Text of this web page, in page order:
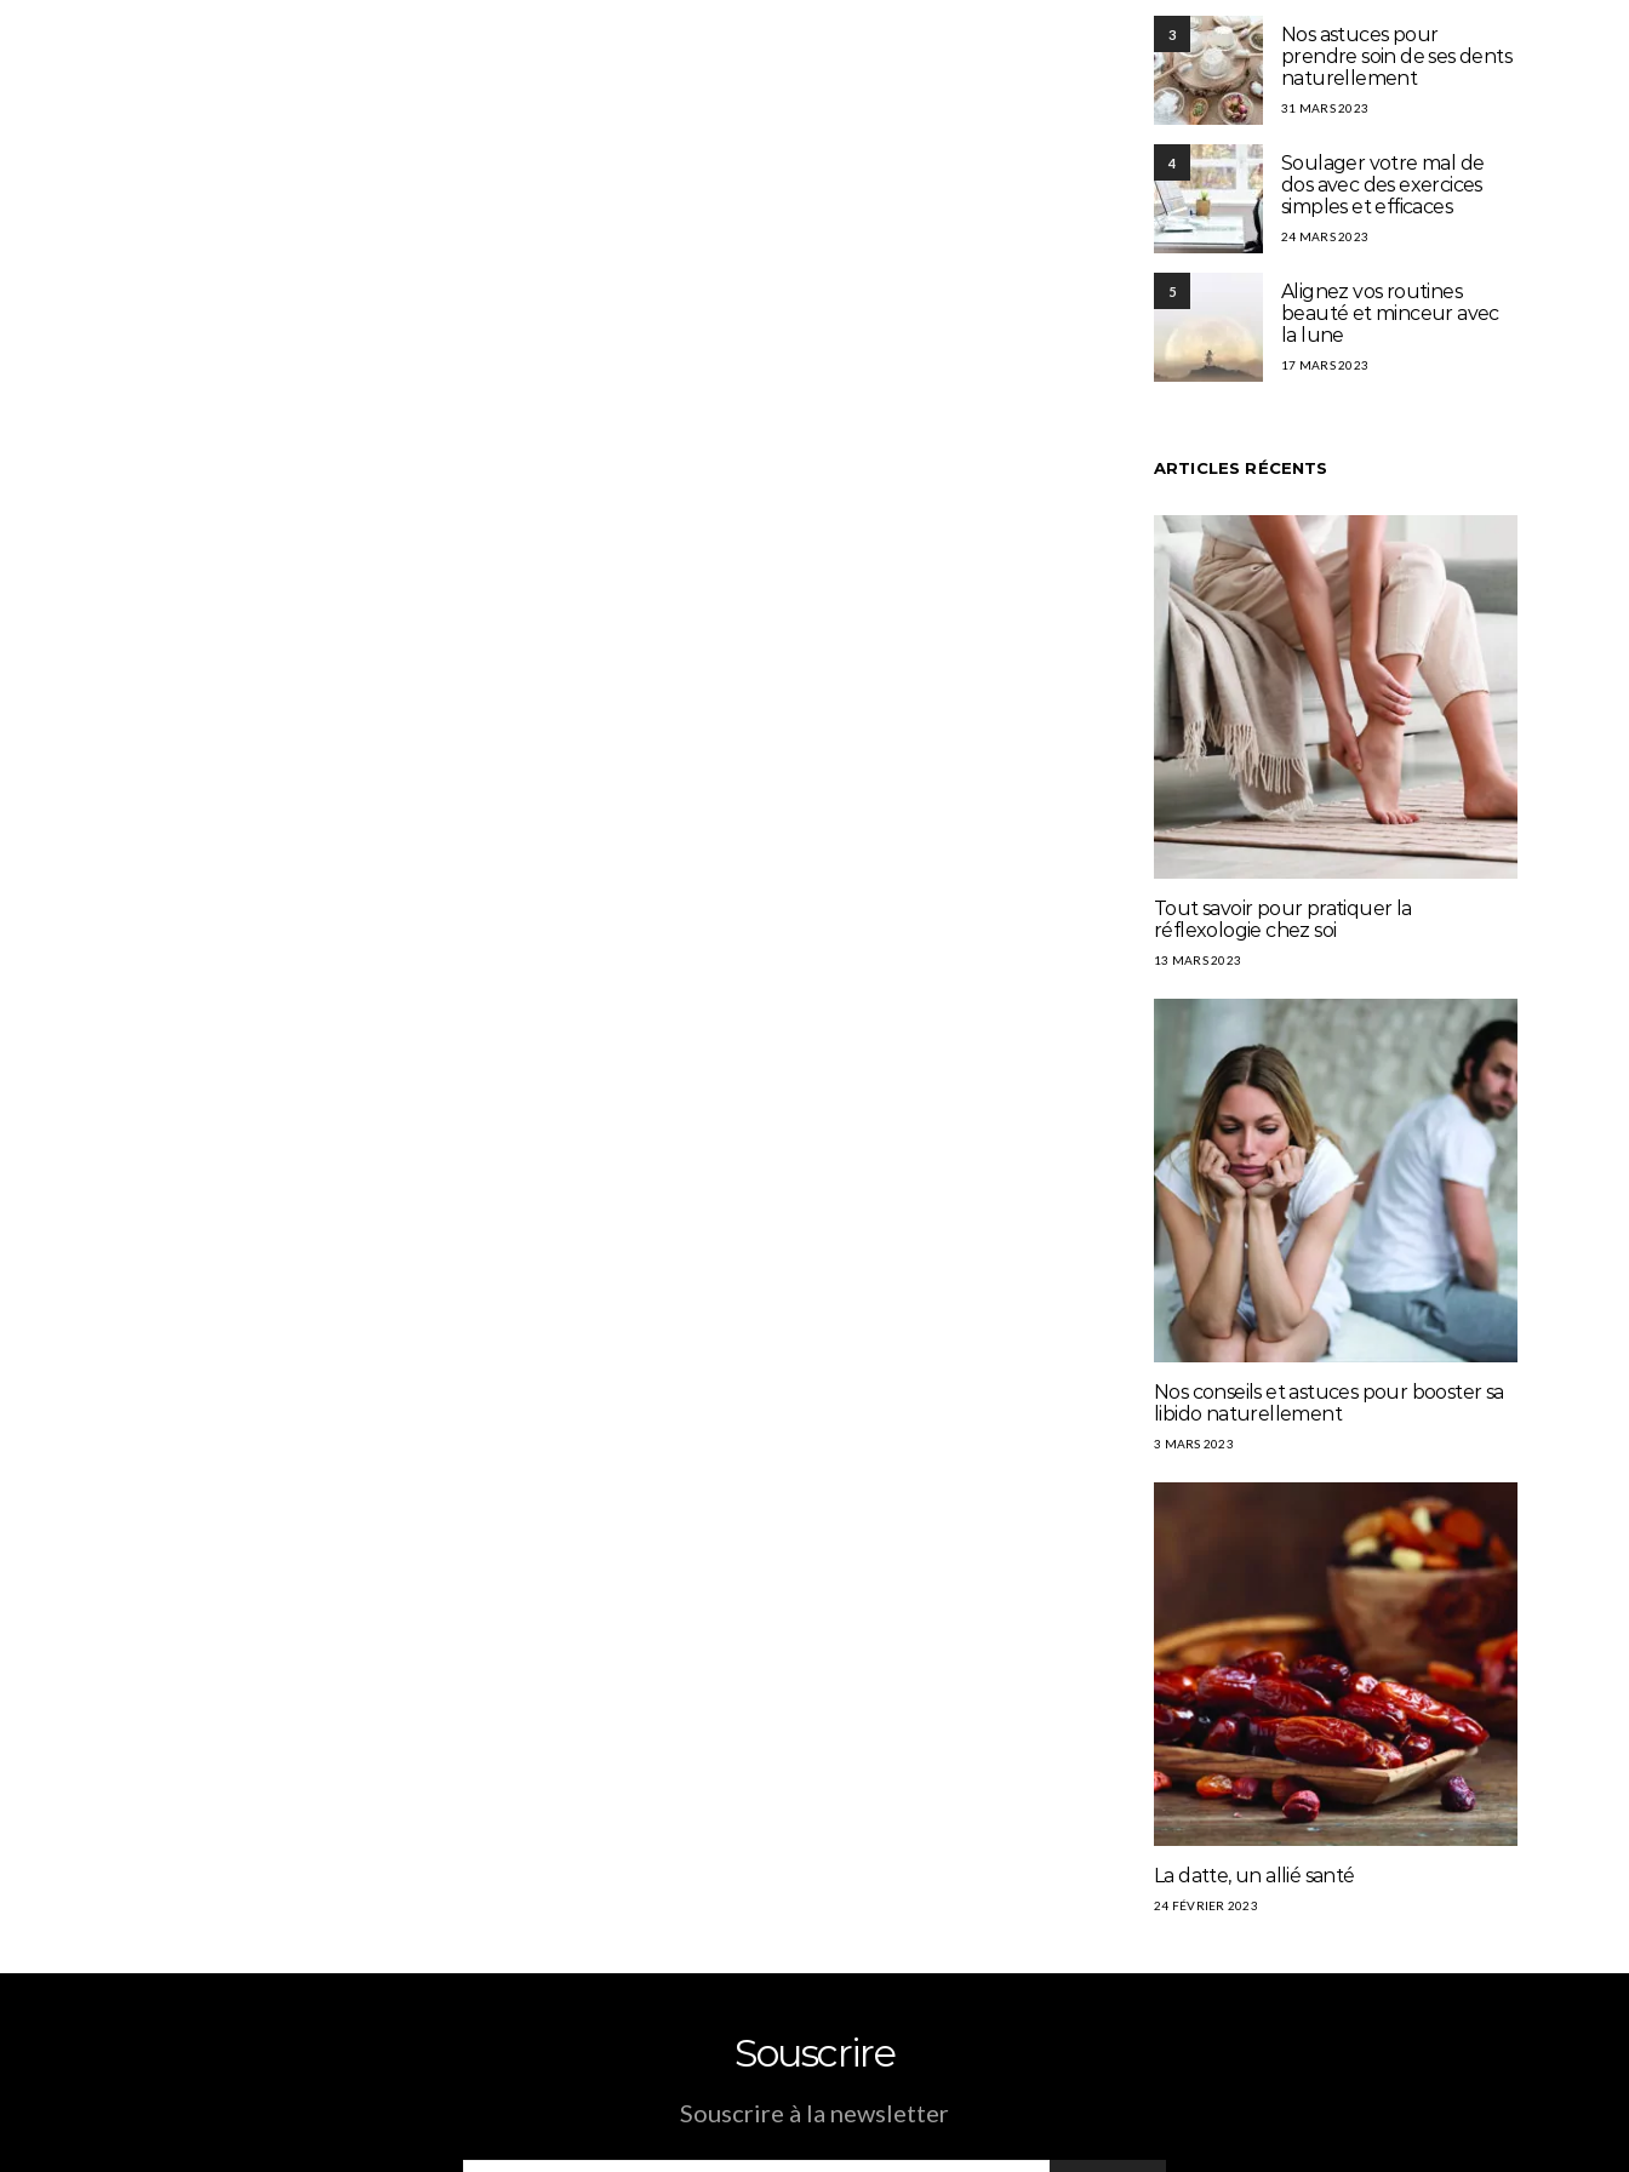
3
Nos astuces pour
prendre soin de ses dents
naturellement
31 MARS 2023
4
Soulager votre mal de
dos avec des exercices
simples et efficaces
24 MARS 2023
5
Alignez vos routines
beauté et minceur avec
la lune
17 MARS 2023
ARTICLES RÉCENTS
Tout savoir pour pratiquer la
réflexologie chez soi
13 MARS 2023
Nos conseils et astuces pour booster sa
libido naturellement
3 MARS 2023
La datte, un allié santé
24 FÉVRIER 2023
Souscrire
Souscrire à la newsletter